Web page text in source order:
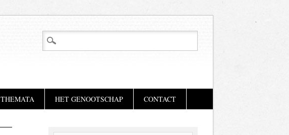
THEMATA HET GENOOTSCHAP CONTACT